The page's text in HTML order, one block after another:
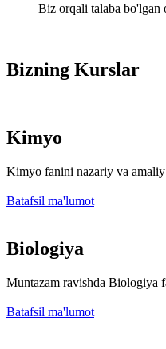
Biz orqali talaba bo'lgan
Bizning Kurslar
Kimyo
Kimyo fanini nazariy va
Batafsil ma'lumot
Biologiya
Muntazam ravishda Biologiya
Batafsil ma'lumot